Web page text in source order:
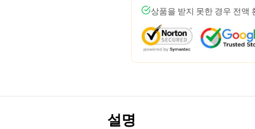
상품을 받지 못한 경우 전액
설명